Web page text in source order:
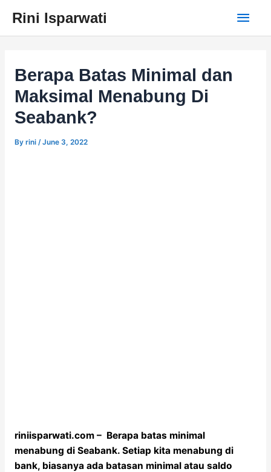
content
Rini Isparwati
Main
Berapa Batas Minimal dan
Maksimal Menabung Di
Seabank?
By rini /June 3, 2022
riniisparwati.com – Berapa batas minimal
menabung di Seabank. Setiap kita menabung di
bank, biasanya ada batasan minimal atau saldo